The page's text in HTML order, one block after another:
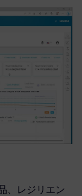
、レジリエン